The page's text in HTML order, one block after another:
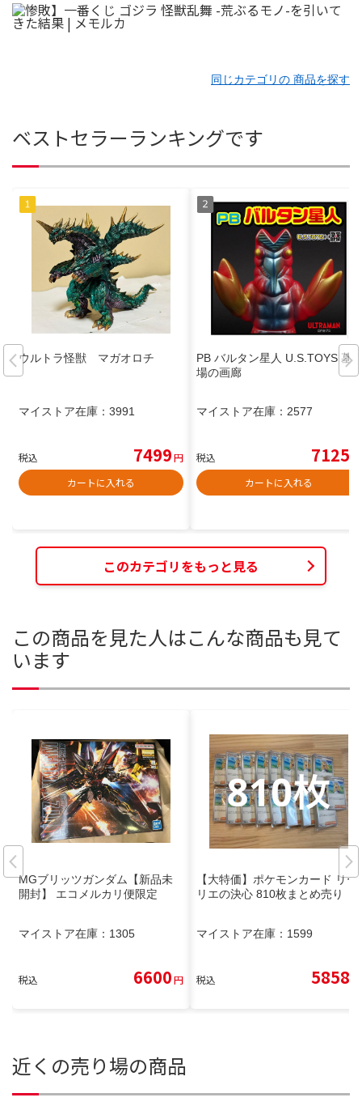
同じカテゴリの 商品を探す
ベストセラーランキングです
ウルトラ怪獣 マガオロチ
マイストア在庫： 3991
税込 7499円
カートに入れる
PB バルタン星人 U.S.TOYS 墓
場の画廊
マイストア在庫： 2577
税込 7125
カートに入れる
このカテゴリをもっと見る
この商品を見た人はこんな商品も見て
います
MGブリッツガンダム【新品未
開封】 エコメルカリ便限定
マイストア在庫： 1305
税込 6600円
【大特価】ポケモンカード リー
リエの決心 810枚まとめ売り
マイストア在庫： 1599
税込 5858
近くの売り場の商品